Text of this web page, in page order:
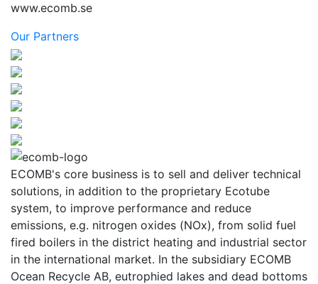
www.ecomb.se
Our Partners
ECOMB's core business is to sell and deliver technical
solutions, in addition to the proprietary Ecotube
system, to improve performance and reduce
emissions, e.g. nitrogen oxides (NOx), from solid fuel
fired boilers in the district heating and industrial sector
in the international market. In the subsidiary ECOMB
Ocean Recycle AB, eutrophied lakes and dead bottoms